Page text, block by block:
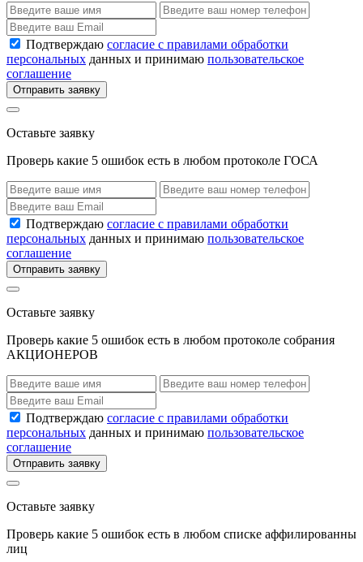
Подтверждаю согласие с правилами обработки
персональных данных и принимаю пользовательское
соглашение
Отправить заявку
Оставьте заявку
Проверь какие 5 ошибок есть в любом протоколе ГОСА
Подтверждаю согласие с правилами обработки
персональных данных и принимаю пользовательское
соглашение
Отправить заявку
Оставьте заявку
Проверь какие 5 ошибок есть в любом протоколе собрания
АКЦИОНЕРОВ
Подтверждаю согласие с правилами обработки
персональных данных и принимаю пользовательское
соглашение
Отправить заявку
Оставьте заявку
Проверь какие 5 ошибок есть в любом списке аффилированны
лиц